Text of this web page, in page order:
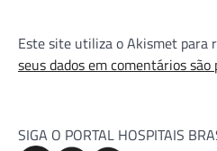
Este site utiliza o Akismet para
seus dados em comentários são
SIGA O PORTAL HOSPITAIS